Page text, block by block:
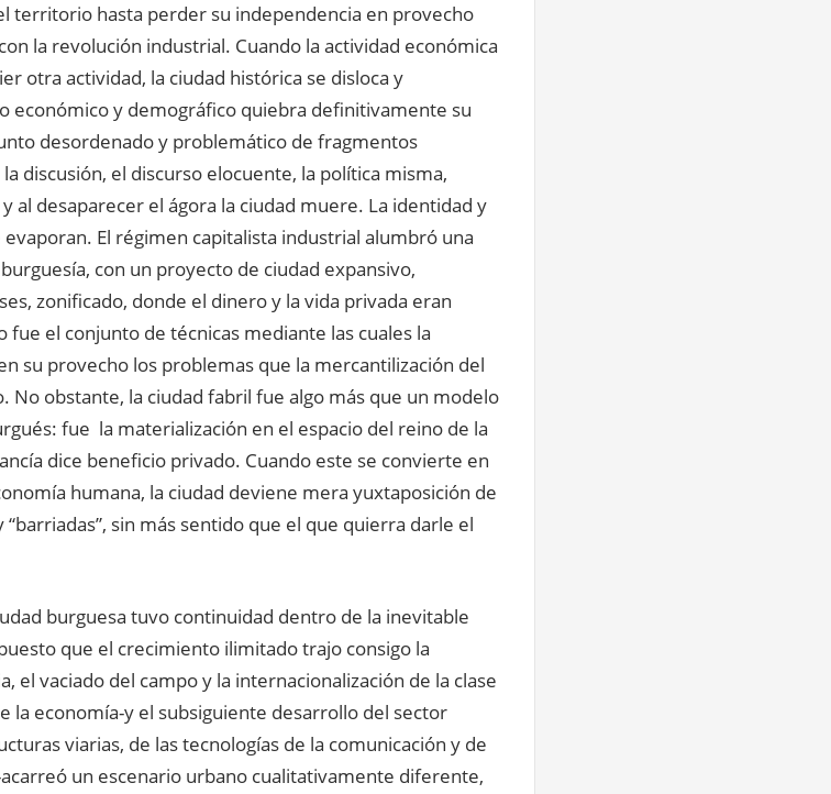
territorio hasta perder su independencia en provecho
la revolución industrial. Cuando la actividad económica
otra actividad, la ciudad histórica se disloca y
económico y demográfico quiebra definitivamente su
desordenado y problemático de fragmentos
discusión, el discurso elocuente, la política misma,
al desaparecer el ágora la ciudad muere. La identidad y
El régimen capitalista industrial alumbró una
con un proyecto de ciudad expansivo,
zonificado, donde el dinero y la vida privada eran
el conjunto de técnicas mediante las cuales la
su provecho los problemas que la mercantilización del
No obstante, la ciudad fabril fue algo más que un modelo
fue la materialización en el espacio del reino de la
dice beneficio privado. Cuando este se convierte en
humana, la ciudad deviene mera yuxtaposición de
“barriadas”, sin más sentido que el que quierra darle el
burguesa tuvo continuidad dentro de la inevitable
que el crecimiento ilimitado trajo consigo la
el vaciado del campo y la internacionalización de la clase
la economía-y el subsiguiente desarrollo del sector
viarias, de las tecnologías de la comunicación y de
un escenario urbano cualitativamente diferente,